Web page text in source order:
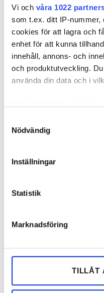
Vi och våra 1022
som t.ex. ditt IP-nummer,
cookies för att lagra och
enhet för att kunna
innehåll, annons- och
och produktutveckling.
använda din data och i
Med din tillåtelse skulle vi
som kan ha en
Ta reda på mer om hur
Du kan ändra eller dra
Vi använder
för sociala medier och
vidarebefordrar även
annons- och
Nödvändig
Inställningar
Statistik
Marknadsföring
TILLÅT
STYRKELYFTär en form
av tre delgrenar,
Nyhetsbrev
REKOMMENDERADE